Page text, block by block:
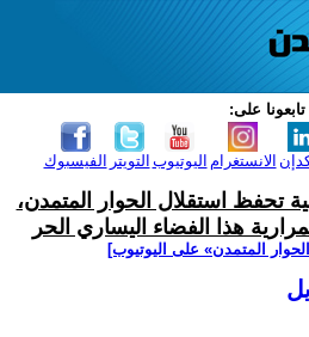
تابعونا على:
الفيسبوك التويتر اليوتيوب الانستغرام
تحفظ استقلال الحوار المتمدن،
هذا الفضاء اليساري الحر
المتمدن» على اليوتيوب]